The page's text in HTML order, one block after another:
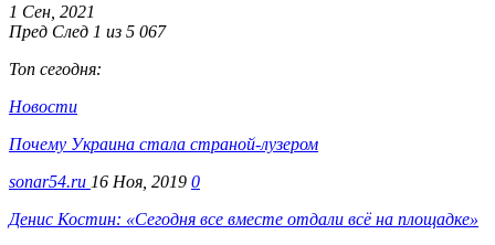
1 Сен, 2021
Пред След 1 из 5 067
Топ сегодня:
Новости
Почему Украина стала страной-лузером
sonar54.ru 16 Ноя, 2019 0
Денис Костин: «Сегодня все вместе отдали всё на площадке»